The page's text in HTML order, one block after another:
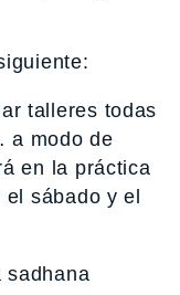
talleres todas
a modo de
en la práctica
sábado y el
sadhana